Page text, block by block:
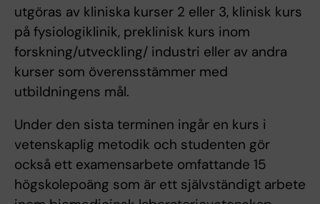
utgöras av kliniska kurser 2 eller 3, klinisk kurs
på fysiologiklinik, preklinisk kurs inom
forskning/utveckling/ industri eller av andra
kurser som överensstämmer med
utbildningens mål.
Under den sista terminen ingår en kurs i
vetenskaplig metodik och studenten gör
också ett examensarbete omfattande 15
högskolepoäng som är ett självständigt arbete